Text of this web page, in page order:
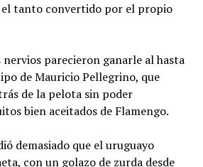
el tanto convertido por el propio
parecieron ganarle al hasta
de Mauricio Pellegrino, que
de la pelota sin poder
bien aceitados de Flamengo.
demasiado que el uruguayo
con un golazo de zurda desde